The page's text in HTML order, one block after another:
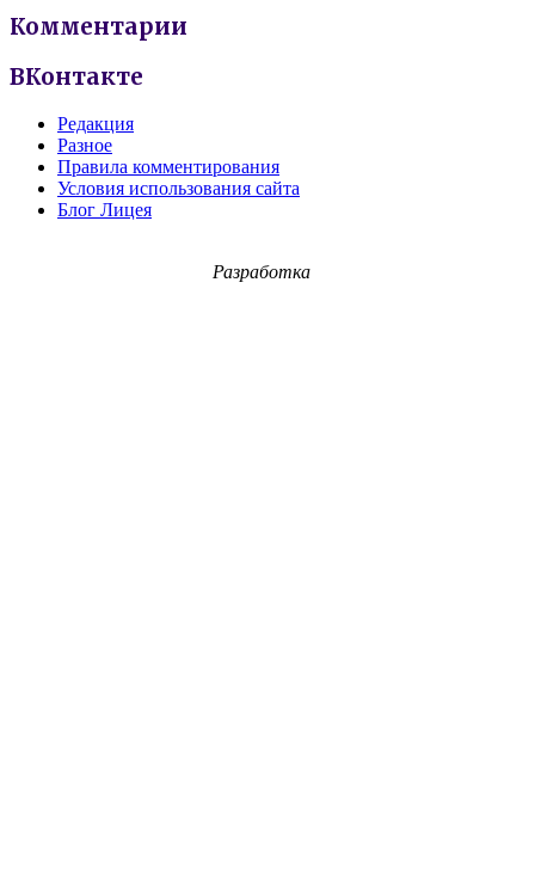
Комментарии
ВКонтакте
Редакция
Разное
Правила комментирования
Условия использования сайта
Блог Лицея
Разработка